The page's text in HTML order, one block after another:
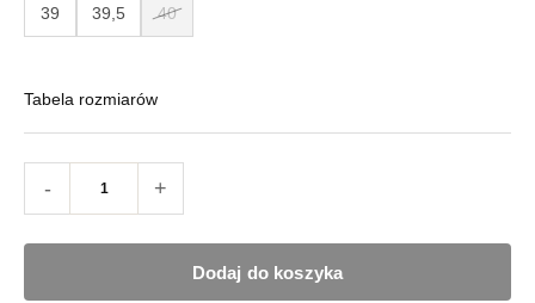
39 39,5 40
Tabela rozmiarów
- +
Dodaj do koszyka